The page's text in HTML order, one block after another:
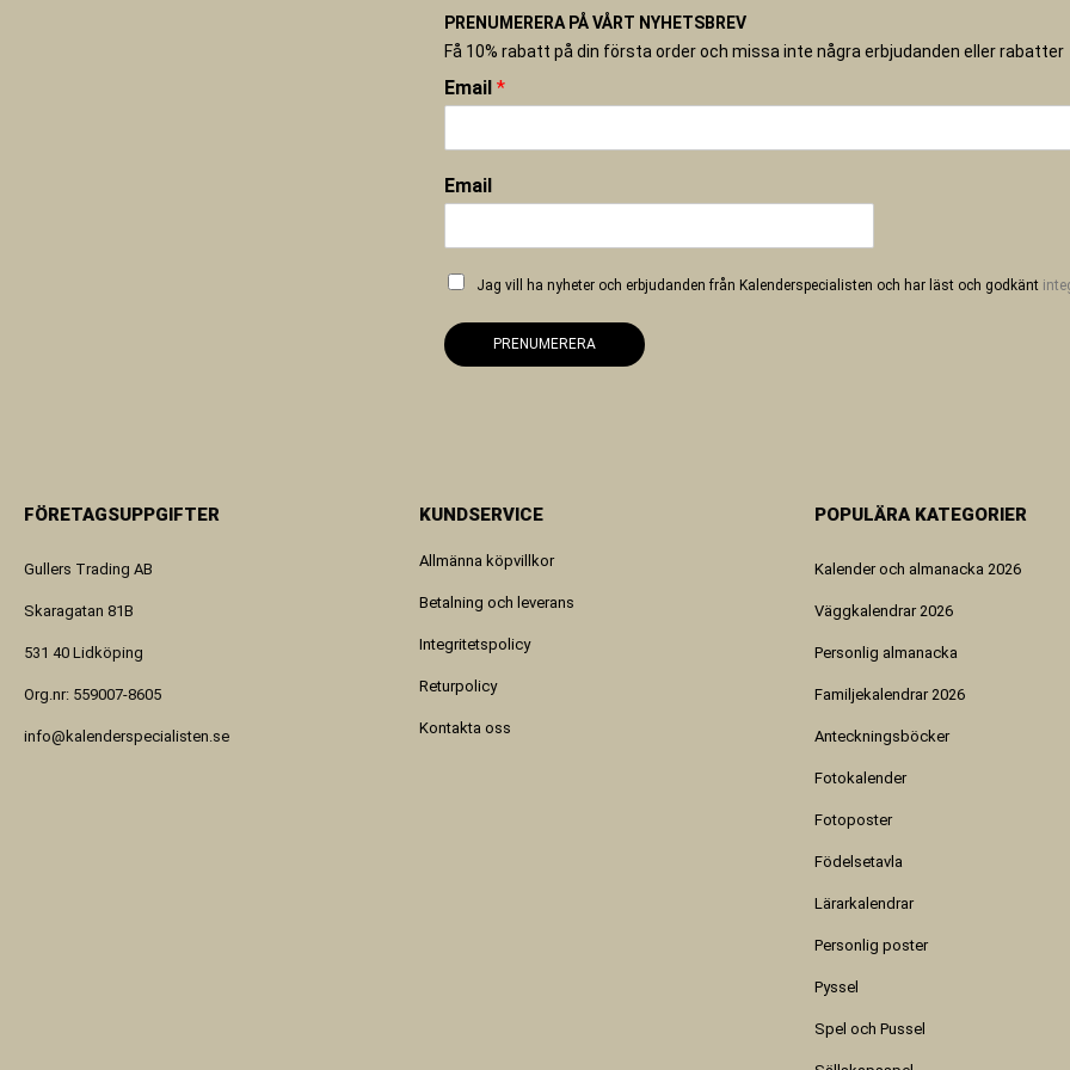
PRENUMERERA PÅ VÅRT NYHETSBREV
Få 10% rabatt på din första order och missa inte några erbjudanden eller rabatter
Email *
Email
Jag vill ha nyheter och erbjudanden från Kalenderspecialisten och har läst och godkänt
PRENUMERERA
FÖRETAGSUPPGIFTER
Gullers Trading AB
Skaragatan 81B
531 40 Lidköping
Org.nr: 559007-8605
info@kalenderspecialisten.se
KUNDSERVICE
Allmänna köpvillkor
Betalning och leverans
Integritetspolicy
Returpolicy
Kontakta oss
POPULÄRA KATEGORIER
Kalender och almanacka 2026
Väggkalendrar 2026
Personlig almanacka
Familjekalendrar 2026
Anteckningsböcker
Fotokalender
Fotoposter
Födelsetavla
Lärarkalendrar
Personlig poster
Pyssel
Spel och Pussel